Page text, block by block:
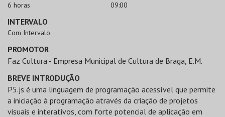
6 horas 09:00
INTERVALO
Com Intervalo.
PROMOTOR
Faz Cultura - Empresa Municipal de Cultura de Braga, E.M.
BREVE INTRODUÇÃO
P5.js é uma linguagem de programação acessível que permite
a iniciação à programação através da criação de projetos
visuais e interativos, com forte potencial de aplicação em